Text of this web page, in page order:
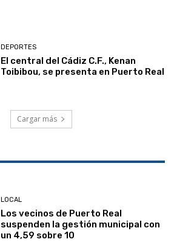
DEPORTES
El central del Cádiz C.F., Kenan
Toibibou, se presenta en Puerto Real
Cargar más
LOCAL
Los vecinos de Puerto Real
suspenden la gestión municipal con
un 4,59 sobre 10